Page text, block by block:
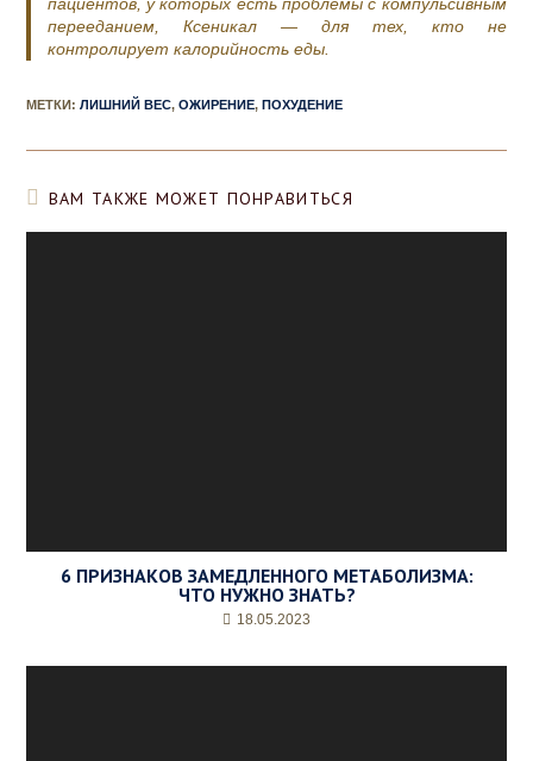
перееданием, Ксеникал — для тех, кто не
контролирует калорийность еды.
МЕТКИ:ЛИШНИЙ ВЕС, ОЖИРЕНИЕ, ПОХУДЕНИЕ
ВАМ ТАКЖЕ МОЖЕТ ПОНРАВИТЬСЯ
6 ПРИЗНАКОВ ЗАМЕДЛЕННОГО МЕТАБОЛИЗМА:
ЧТО НУЖНО ЗНАТЬ?
18.05.2023